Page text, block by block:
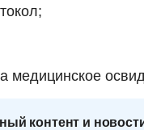
медицинское
контент и